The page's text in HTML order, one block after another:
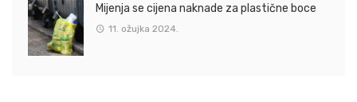
Mijenja se cijena naknade za plastične boce
11. ožujka 2024.